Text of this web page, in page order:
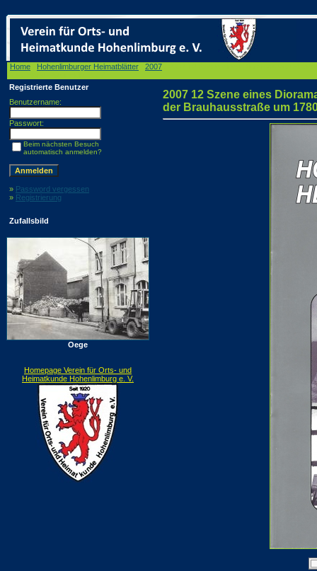
Home Hohenlimburger Heimatblätter 2007
Registrierte Benutzer
Benutzername:
Passwort:
Beim nächsten Besuch
automatisch anmelden?
» Password vergessen
» Registrierung
Zufallsbild
Oege
Homepage Verein für Orts- und
Heimatkunde Hohenlimburg e. V.
2007 12 Szene eines
der Brauhausstraße um